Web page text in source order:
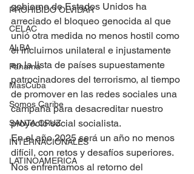
PROHIBIDO OLVIDAR
CELAC
ALBA
Panamá
MasCuba
Somos Caribe
SANTA CRUZ
INTERNACIONALES
LATINOAMERICA
gobierno de Estados Unidos ha
arreciado el bloqueo genocida al que
unió otra medida no menos hostil como
el incluirnos unilateral e injustamente
en la lista de países supuestamente
patrocinadores del terrorismo, al tiempo
de promover en las redes sociales una
campaña para desacreditar nuestro
proyecto social socialista.
En el año 2025 será un año no menos
difícil, con retos y desafíos superiores.
Nos enfrentamos al retorno del